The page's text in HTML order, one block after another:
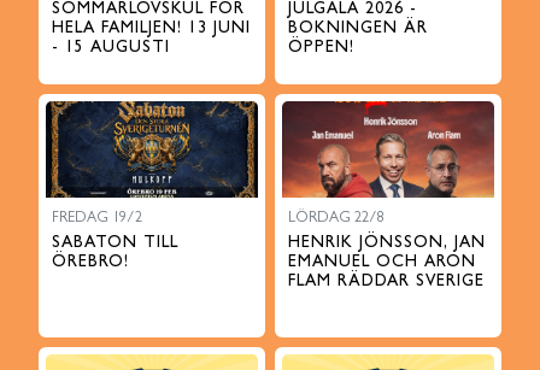
SOMMARLOVSKUL FÖR
HELA FAMILJEN! 13 JUNI
- 15 AUGUSTI
JULGALA 2026 -
BOKNINGEN ÄR
ÖPPEN!
FREDAG 19/2
SABATON TILL
ÖREBRO!
LÖRDAG 22/8
HENRIK JÖNSSON, JAN
EMANUEL OCH ARON
FLAM RÄDDAR SVERIGE